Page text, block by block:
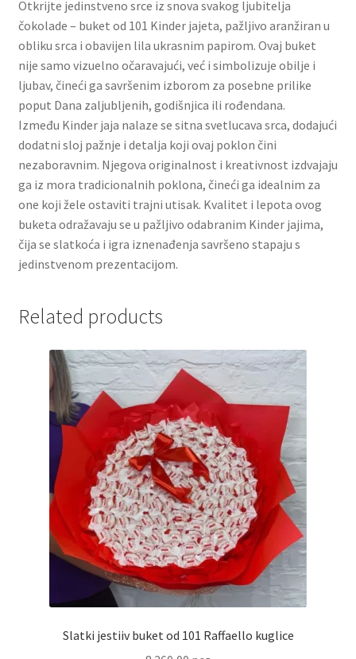
Slatki buketi
Pokloni
Pokloni za 8. mart
Pokloni za Dan zaljubljenih
Pokloni za devojku
Login
My account
Naši partneri
Newsletter
Partners
Poklon aranžmani
Premium čokolada
Prijava za masterclass
Prirodni proizvodi
Privacy Policy
Otkrijte jedinstveno srce iz snova svakog ljubitelja
čokolade – buket od 101 Kinder jajeta, pažljivo aranžiran u
obliku srca i obavijen lila ukrasnim papirom. Ovaj buket
nije samo vizuelno očaravajući, već i simbolizuje obilje i
ljubav, čineći ga savršenim izborom za posebne prilike
poput Dana zaljubljenih, godišnjica ili rođendana.
Između Kinder jaja nalaze se sitna svetlucava srca, dodajući
dodatni sloj pažnje i detalja koji ovaj poklon čini
nezaboravnim. Njegova originalnost i kreativnost izdvajaju
ga iz mora tradicionalnih poklona, čineći ga idealnim za
one koji žele ostaviti trajni utisak. Kvalitet i lepota ovog
buketa odražavaju se u pažljivo odabranim Kinder jajima,
čija se slatkoća i igra iznenađenja savršeno stapaju s
jedinstvenom prezentacijom.
Related products
Slatki jestiiv buket od 101 Raffaello kuglice